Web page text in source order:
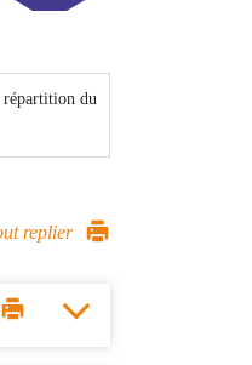
répartition du
replier